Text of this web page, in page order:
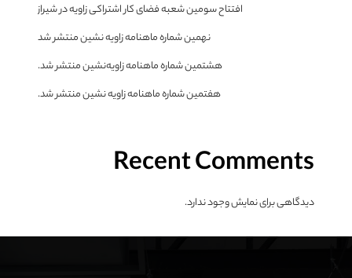
افتتاح سومین شعبه فضای کار اشتراکی زاویه در شیراز
نهمین شماره ماهنامه زاویه نشین منتشر شد
هشتمین شماره ماهنامه زاویه‌نشین منتشر شد.
هفتمین شماره ماهنامه زاویه نشین منتشر شد.
Recent Comments
دیدگاهی برای نمایش وجود ندارد.